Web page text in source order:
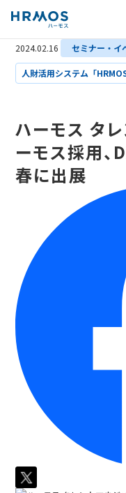
2024.02.16 セミナー・イ
人財活用システム「
ハーモス タ
ーモス採用
春に出展